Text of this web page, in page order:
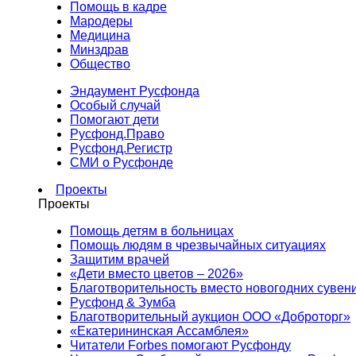
Помощь в кадре
Мародеры
Медицина
Минздрав
Общество
Эндаумент Русфонда
Особый случай
Помогают дети
Русфонд.Право
Русфонд.Регистр
СМИ о Русфонде
Проекты
Проекты
Помощь детям в больницах
Помощь людям в чрезвычайных ситуациях
Защитим врачей
«Дети вместо цветов – 2026»
Благотворительность вместо новогодних
Русфонд & Зумба
Благотворительный аукцион ООО «Доброторг»
«Екатерининская Ассамблея»
Читатели Forbes помогают Русфонду